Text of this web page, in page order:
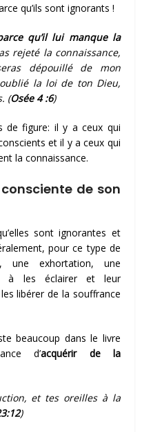
qu’ils sont ignorants !
qu’il lui manque la
rejeté la connaissance,
dépouillé de mon
la loi de ton Dieu,
(Osée 4 :6)
de figure: il y a ceux qui
et il y a ceux qui
la connaissance.
de son
sont ignorantes et
pour ce type de
une exhortation, une
à les éclairer et leur
libérer de la souffrance
beaucoup dans le livre
d’acquérir de la
et tes oreilles à la
)